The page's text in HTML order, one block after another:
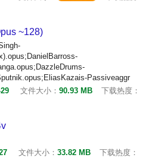
~128)
Passiveaggr
文件大小： 90.93 MB
下载热度：
文件大小： 33.82 MB
下载热度：